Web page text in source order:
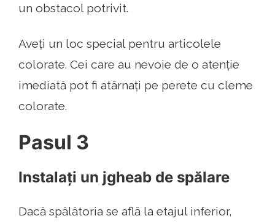
un obstacol potrivit.
Aveți un loc special pentru articolele
colorate. Cei care au nevoie de o atenție
imediată pot fi atârnați pe perete cu cleme
colorate.
Pasul 3
Instalați un jgheab de spălare
Dacă spălătoria se află la etajul inferior,